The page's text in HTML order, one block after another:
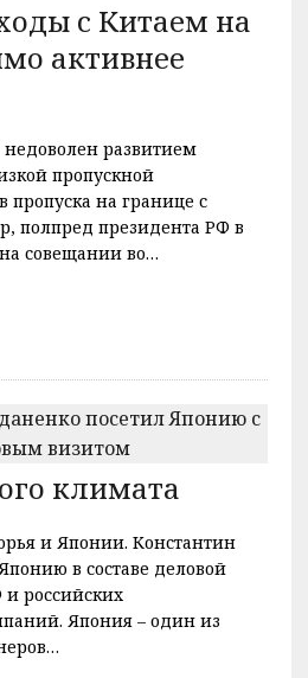
с Китаем на
активнее
развитием
пропускной
пропуска на границе с
полпред президента РФ в
совещании во…
климата
и Японии. Константин
в составе деловой
российских
Япония – один из